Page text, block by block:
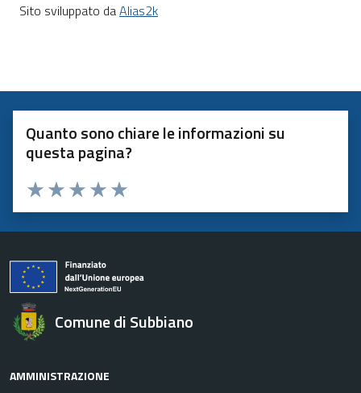
Sito sviluppato daAlias2k
Quanto sono chiare le informazioni su
questa pagina?
Valuta 5 stelle su 5
Valuta 4 stelle su 5
Valuta 3 stelle su 5
Valuta 2 stelle su 5
Valuta 1 stelle su 5
Comune di Subbiano
AMMINISTRAZIONE